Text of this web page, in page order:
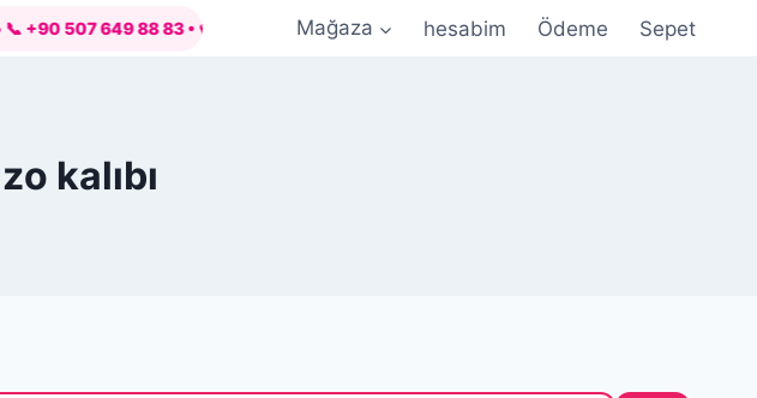
507 649 88 83 • 💳 PayTR ile Güvenli Ödeme • 🎀 Özel Tasarım Silikon Kalıplar •
Mağaza hesabim Ödeme Sepet
kalıbı